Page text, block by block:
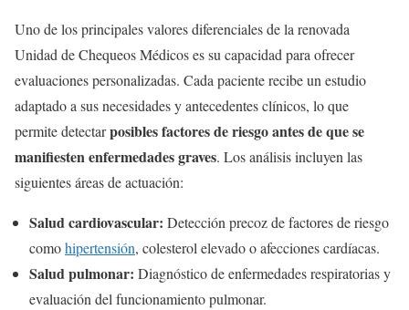
Uno de los principales valores diferenciales de la renovada
Unidad de Chequeos Médicos es su capacidad para ofrecer
evaluaciones personalizadas. Cada paciente recibe un estudio
adaptado a sus necesidades y antecedentes clínicos, lo que
permite detectarposibles factores de riesgo antes de que se
manifiesten enfermedades graves. Los análisis incluyen las
siguientes áreas de actuación:
Salud cardiovascular: Detección precoz de factores de riesgo
comohipertensión, colesterol elevado o afecciones cardíacas.
Salud pulmonar: Diagnóstico de enfermedades respiratorias y
evaluación del funcionamiento pulmonar.